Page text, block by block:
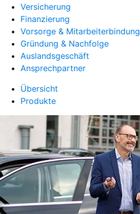
Versicherung
Finanzierung
Vorsorge & Mitarbeiterbindung
Gründung & Nachfolge
Auslandsgeschäft
Ansprechpartner
Übersicht
Produkte